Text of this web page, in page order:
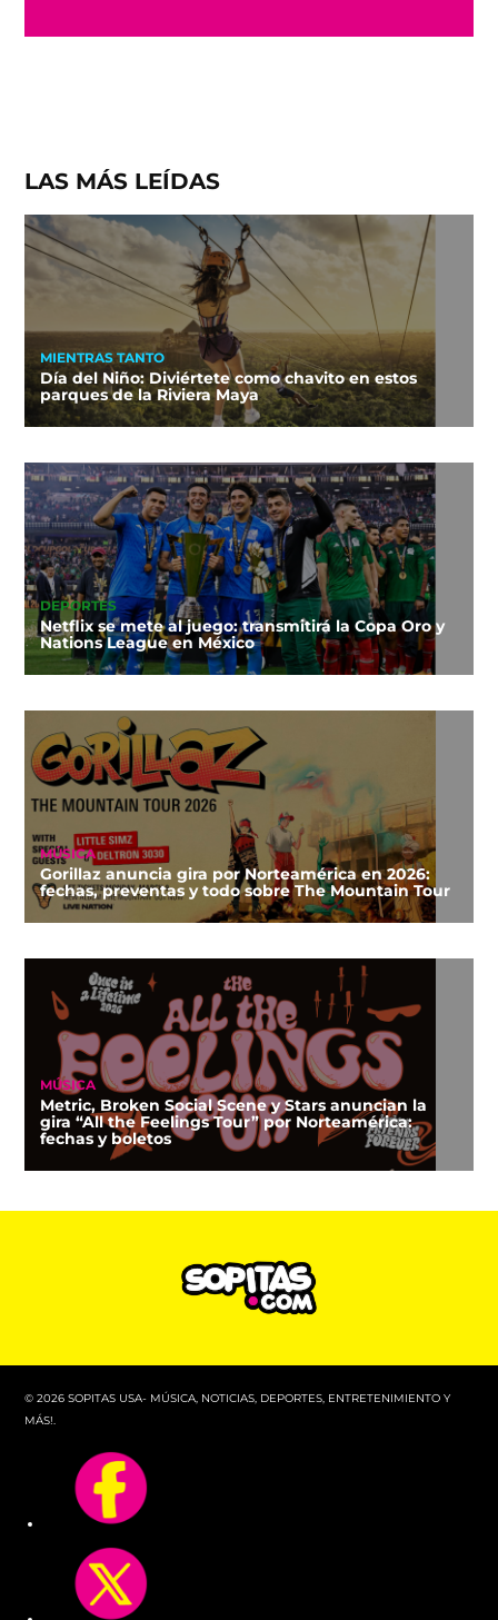
LAS MÁS LEÍDAS
MIENTRAS TANTO
Día del Niño: Diviértete como chavito en estos
parques de la Riviera Maya
DEPORTES
Netflix se mete al juego: transmitirá la Copa Oro y
Nations League en México
MÚSICA
Gorillaz anuncia gira por Norteamérica en 2026:
fechas, preventas y todo sobre The Mountain Tour
MÚSICA
Metric, Broken Social Scene y Stars anuncian la
gira “All the Feelings Tour” por Norteamérica:
fechas y boletos
© 2026 SOPITAS USA- MÚSICA, NOTICIAS, DEPORTES, ENTRETENIMIENTO Y
MÁS!.